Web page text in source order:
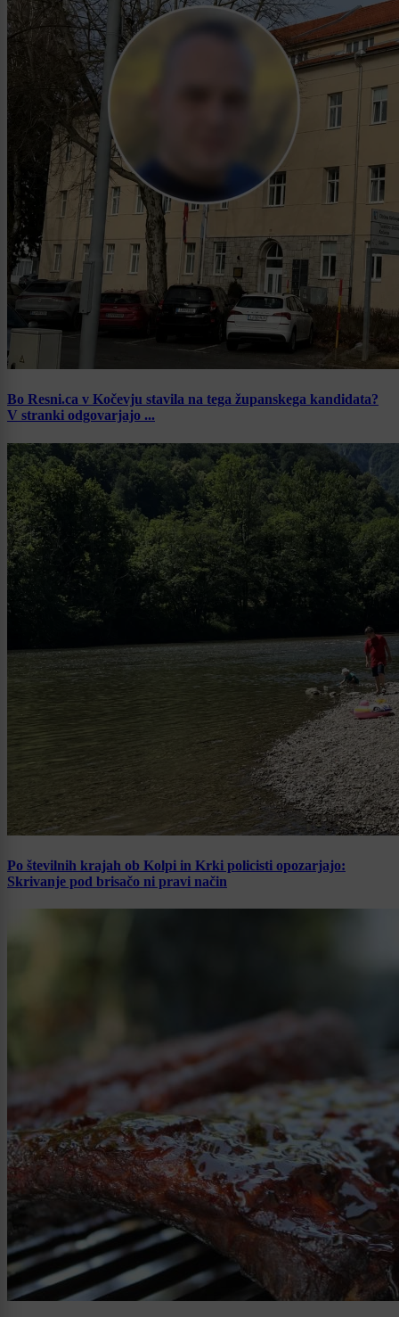
Bo Resni.ca v Kočevju stavila na tega županskega kandidata?
V stranki odgovarjajo ...
Po številnih krajah ob Kolpi in Krki policisti opozarjajo:
Skrivanje pod brisačo ni pravi način